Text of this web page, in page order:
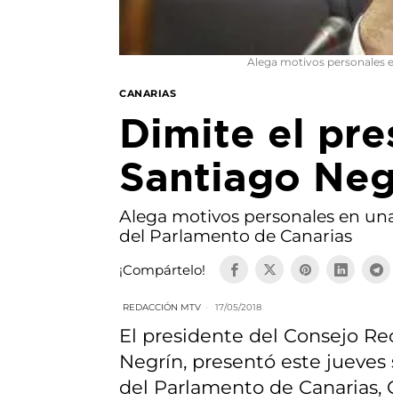
Alega motivos personales
CANARIAS
Dimite el
Santiago
Alega motivos personales en
del Parlamento de Canarias
¡Compártelo!
REDACCIÓN MTV 17/05/2018
El presidente del Consejo
Negrín, presentó este
del Parlamento de